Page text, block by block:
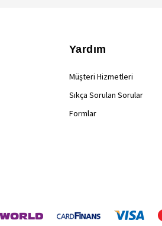
Yardım
Müşteri Hizmetleri
Sıkça Sorulan Sorular
Formlar